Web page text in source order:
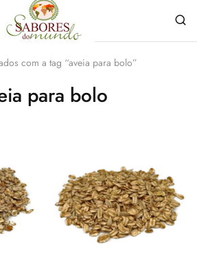
com a tag “aveia para bolo”
para bolo